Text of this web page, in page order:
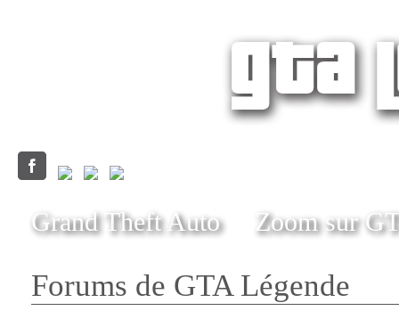
Grand Theft Auto Zoom sur
Forums de GTA Légende